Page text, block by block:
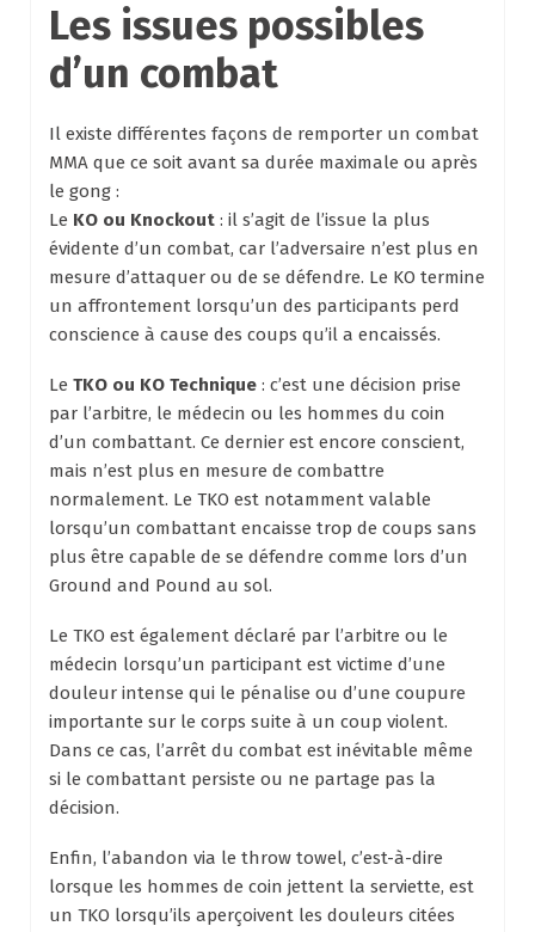
Les issues possibles
d’un combat
Il existe différentes façons de remporter un combat
MMA que ce soit avant sa durée maximale ou après
le gong :
Le KO ou Knockout : il s’agit de l’issue la plus
évidente d’un combat, car l’adversaire n’est plus en
mesure d’attaquer ou de se défendre. Le KO termine
un affrontement lorsqu’un des participants perd
conscience à cause des coups qu’il a encaissés.
Le TKO ou KO Technique : c’est une décision prise
par l’arbitre, le médecin ou les hommes du coin
d’un combattant. Ce dernier est encore conscient,
mais n’est plus en mesure de combattre
normalement. Le TKO est notamment valable
lorsqu’un combattant encaisse trop de coups sans
plus être capable de se défendre comme lors d’un
Ground and Pound au sol.
Le TKO est également déclaré par l’arbitre ou le
médecin lorsqu’un participant est victime d’une
douleur intense qui le pénalise ou d’une coupure
importante sur le corps suite à un coup violent.
Dans ce cas, l’arrêt du combat est inévitable même
si le combattant persiste ou ne partage pas la
décision.
Enfin, l’abandon via le throw towel, c’est-à-dire
lorsque les hommes de coin jettent la serviette, est
un TKO lorsqu’ils aperçoivent les douleurs citées